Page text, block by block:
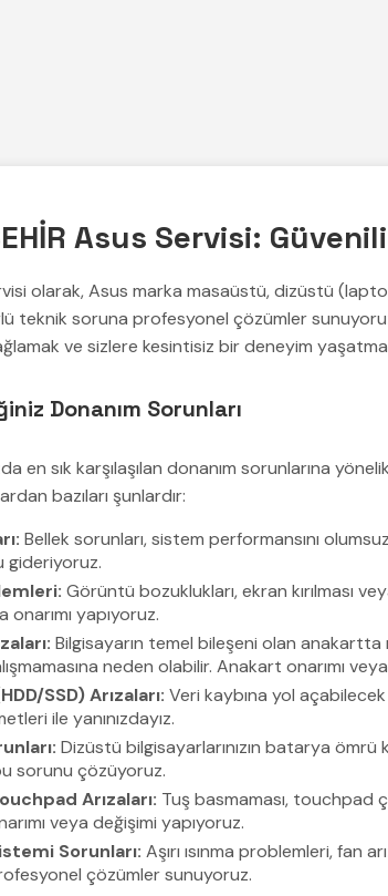
Asus Servisi:
olarak, Asus marka masaüstü, dizüstü
teknik soruna profesyonel çözümler
ve sizlere kesintisiz bir deneyim
Donanım Sorunları
en sık karşılaşılan donanım sorunlarına
bazıları şunlardır:
Bellek sorunları, sistem performansını
gideriyoruz.
Görüntü bozuklukları, ekran kırılması
onarımı yapıyoruz.
Bilgisayarın temel bileşeni olan anakartta
neden olabilir. Anakart onarımı
SSD) Arızaları: Veri kaybına yol
ile yanınızdayız.
Dizüstü bilgisayarlarınızın batarya
sorunu çözüyoruz.
Arızaları: Tuş basmaması, touchpad
veya değişimi yapıyoruz.
Sorunları: Aşırı ısınma problemleri, fan
çözümler sunuyoruz.